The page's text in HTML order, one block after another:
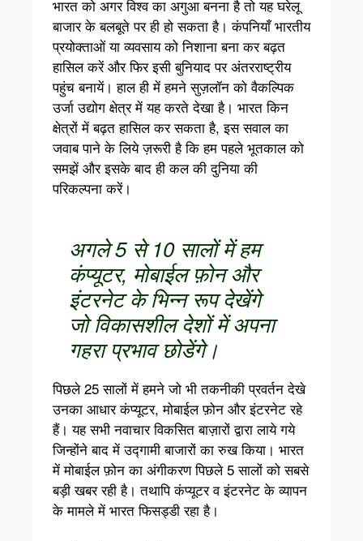
भारत को अगर विश्व का अगुआ बनना है तो यह घरेलू
बाजार के बलबूते पर ही हो सकता है। कंपनियाँ भारतीय
प्रयोक्ताओं या व्यवसाय को निशाना बना कर बढ़त
हासिल करें और फिर इसी बुनियाद पर अंतरराष्ट्रीय
पहुंच बनायें। हाल ही में हमने सुज़लॉन को वैकल्पिक
उर्जा उद्योग क्षेत्र में यह करते देखा है। भारत किन
क्षेत्रों में बढ़त हासिल कर सकता है, इस सवाल का
जवाब पाने के लिये ज़रूरी है कि हम पहले भूतकाल को
समझें और इसके बाद ही कल की दुनिया की
परिकल्पना करें।
अगले 5 से 10 सालों में हम
कंप्यूटर, मोबाईल फ़ोन और
इंटरनेट के भिन्न रूप देखेंगे
जो विकासशील देशों में अपना
गहरा प्रभाव छोडेंगे।
पिछले 25 सालों में हमने जो भी तकनीकी प्रवर्तन देखे
उनका आधार कंप्यूटर, मोबाईल फ़ोन और इंटरनेट रहे
हैं। यह सभी नवाचार विकसित बाज़ारों द्वारा लाये गये
जिन्होंने बाद में उद्गामी बाजारों का रुख किया। भारत
में मोबाईल फ़ोन का अंगीकरण पिछले 5 सालों को सबसे
बड़ी खबर रही है। तथापि कंप्यूटर व इंटरनेट के व्यापन
के मामले में भारत फिसड्डी रहा है।